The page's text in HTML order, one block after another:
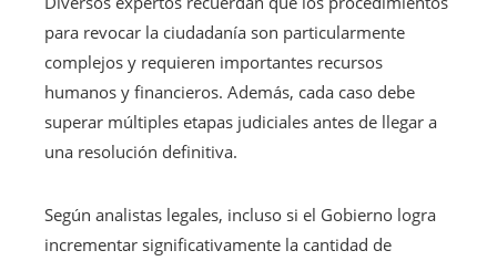
para revocar la ciudadanía son particularmente
complejos y requieren importantes recursos
humanos y financieros. Además, cada caso debe
superar múltiples etapas judiciales antes de llegar a
una resolución definitiva.
Según analistas legales, incluso si el Gobierno logra
incrementar significativamente la cantidad de